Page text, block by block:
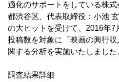
適化のサポートをしている株
都渋谷区、代表取締役：小池
の大ヒットを受けて、2016年
投稿数を対象に「映画の興行
関する分析を実施いたしました
調査結果詳細